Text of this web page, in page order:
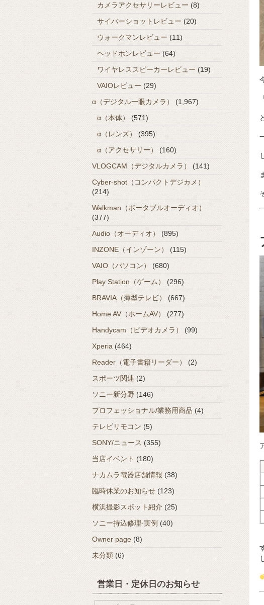
カメラアクセサリーレビュー (8)
サイバーショットレビュー (20)
ウォークマンレビュー (11)
ヘッドホンレビュー (64)
ワイヤレススピーカーレビュー (19)
VAIOレビュー (29)
α（デジタル一眼カメラ）
(1,967)
α（本体）
(571)
α（レンズ）
(395)
α（アクセサリー）
(160)
VLOGCAM（デジタルカメラ）
(141)
Cyber-shot（コンパクトデジカメ）
(214)
Walkman（ポータブルオーディオ）
(377)
Audio（オーディオ）
(895)
INZONE（インゾーン）
(115)
VAIO（パソコン）
(680)
Play Station（ゲーム）
(296)
BRAVIA（薄型テレビ）
(667)
Home AV（ホームAV）
(277)
Handycam（ビデオカメラ）
(99)
Xperia (464)
Reader（電子書籍リーダー）
(2)
スポーツ関連 (2)
ソニー新分野 (146)
プロフェッショナル/業務用商品 (4)
テレビリモコン (5)
SONY/ニュース (355)
当店イベント (180)
ナカムラ電器店舗情報 (38)
臨時休業のお知らせ (123)
横浜撮影スポット紹介 (25)
ソニー持込修理-実例 (40)
Owner page (8)
未分類 (6)
営業日・定休日のお知らせ